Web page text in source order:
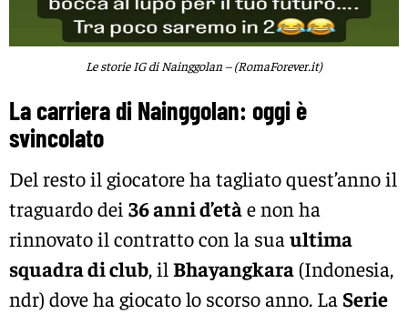
Le storie IG di Nainggolan – (RomaForever.it)
La carriera di Nainggolan: oggi è
svincolato
Del resto il giocatore ha tagliato quest’anno il
traguardo dei 36 anni d’etàe non ha
rinnovato il contratto con la sua ultima
squadra di club, il Bhayangkara(Indonesia,
ndr) dove ha giocato lo scorso anno. La Serie